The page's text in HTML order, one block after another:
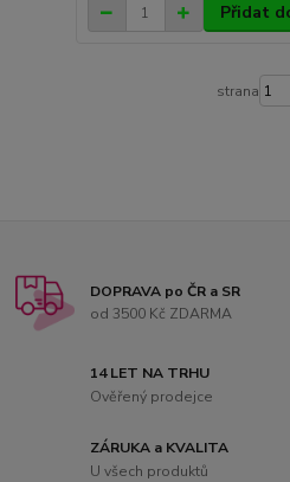
Přidat
strana
DOPRAVA po ČR a SR
od 3500 Kč ZDARMA
14 LET NA TRHU
Ověřený prodejce
ZÁRUKA a KVALITA
U všech produktů